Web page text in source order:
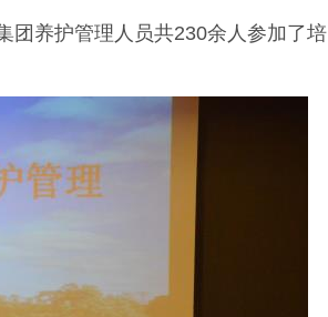
团养护管理人员共230余人参加了培